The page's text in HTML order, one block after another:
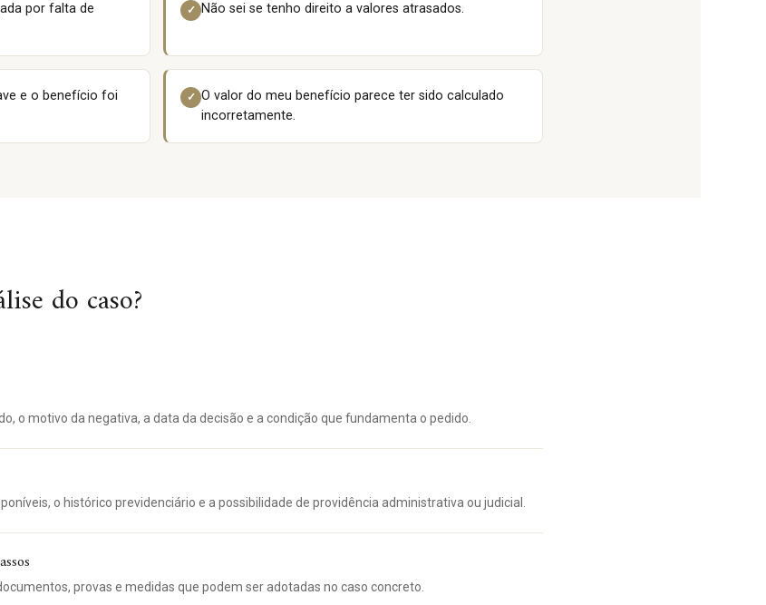
por falta de
✓ Não sei se tenho direito a valores atrasados.
e o benefício foi
✓ O valor do meu benefício parece ter sido calculado
incorretamente.
do caso?
o motivo da negativa, a data da decisão e a condição que fundamenta o pedido.
o histórico previdenciário e a possibilidade de providência administrativa ou judicial.
provas e medidas que podem ser adotadas no caso concreto.